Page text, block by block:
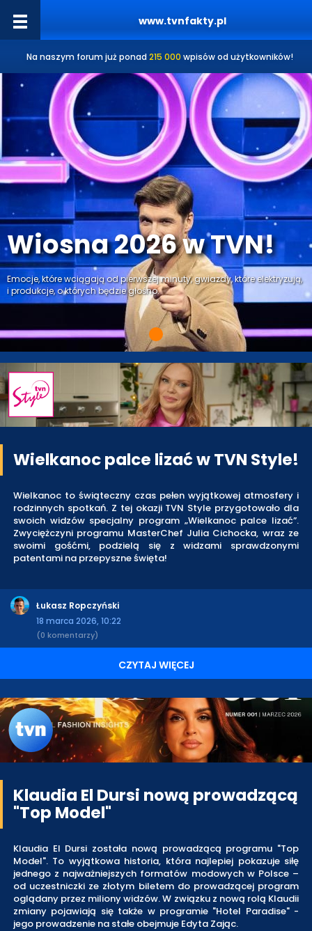
www.tvnfakty.pl
Na naszym forum już ponad 215 000 wpisów od użytkowników!
Wiosna 2026 w TVN!
Emocje, które wciągają od pierwszej minuty, gwiazdy, które elektryzują,
i produkcje, o których będzie głośno.
Wielkanoc palce lizać w TVN Style!
Wielkanoc to świąteczny czas pełen wyjątkowej atmosfery i
rodzinnych spotkań. Z tej okazji TVN Style przygotowało dla
swoich widzów specjalny program „Wielkanoc palce lizać”.
Zwyciężczyni programu MasterChef Julia Cichocka, wraz ze
swoimi gośćmi, podzielą się z widzami sprawdzonymi
patentami na przepyszne święta!
Łukasz Ropczyński
18 marca 2026, 10:22
(0 komentarzy)
CZYTAJ WIĘCEJ
Klaudia El Dursi nową prowadzącą
"Top Model"
Klaudia El Dursi została nową prowadzącą programu "Top
Model". To wyjątkowa historia, która najlepiej pokazuje siłę
jednego z najważniejszych formatów modowych w Polsce –
od uczestniczki ze złotym biletem do prowadzącej program
oglądany przez miliony widzów. W związku z nową rolą Klaudii
zmiany pojawiają się także w programie "Hotel Paradise" -
jego prowadzenie na stałe obejmuje Edyta Zając.